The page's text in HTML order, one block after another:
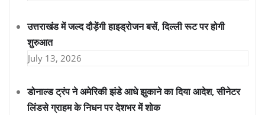
उत्तराखंड में जल्द दौड़ेंगी हाइड्रोजन बसें, दिल्ली रूट पर होगी
शुरुआत
July 13, 2026
डोनाल्ड ट्रंप ने अमेरिकी झंडे आधे झुकाने का दिया आदेश, सीनेटर
लिंडसे ग्राहम के निधन पर देशभर में शोक